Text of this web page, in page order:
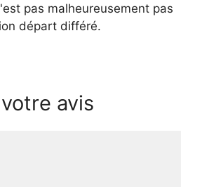
pas malheureusement pas
départ différé.
avis